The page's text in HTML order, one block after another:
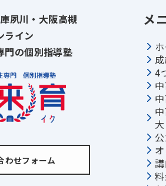
夙川・大阪高槻
ライン
門の個別指導塾
わせフォーム
メ
4